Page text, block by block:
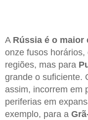
A Rússia é o maior
onze fusos
regiões, mas para
grande o suficiente.
assim, incorrem em
periferias em
exemplo, para a